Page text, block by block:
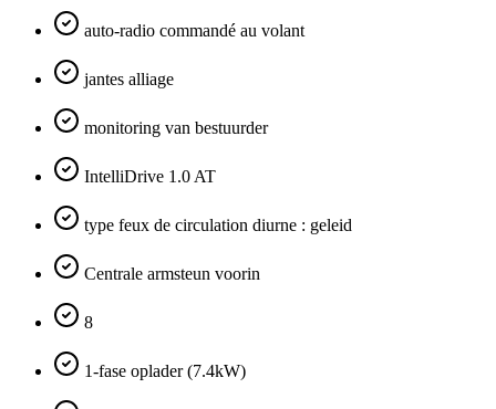
auto-radio commandé au volant
jantes alliage
monitoring van bestuurder
IntelliDrive 1.0 AT
type feux de circulation diurne : geleid
Centrale armsteun voorin
8
1-fase oplader (7.4kW)